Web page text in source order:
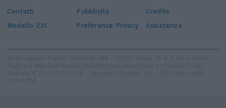
Contatti Pubblicità
Credits
Modello 231
Preferenze Privacy Assistenza